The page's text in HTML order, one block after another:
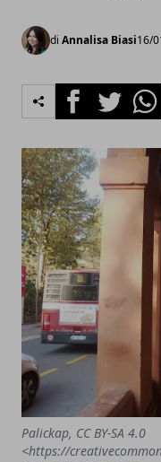
di Annalisa Biasi16/
FacebookTwitter
Palickap, CC BY-SA 4.0
<https://